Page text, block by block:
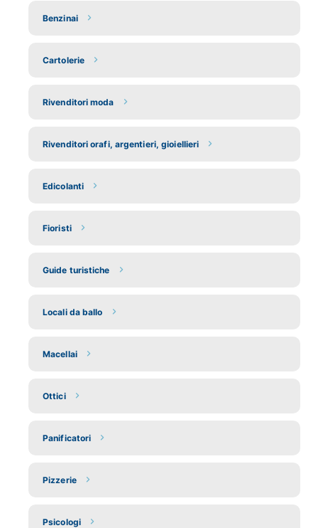
Benzinai
Cartolerie
Rivenditori moda
Rivenditori orafi, argentieri, gioiellieri
Edicolanti
Fioristi
Guide turistiche
Locali da ballo
Macellai
Ottici
Panificatori
Pizzerie
Psicologi